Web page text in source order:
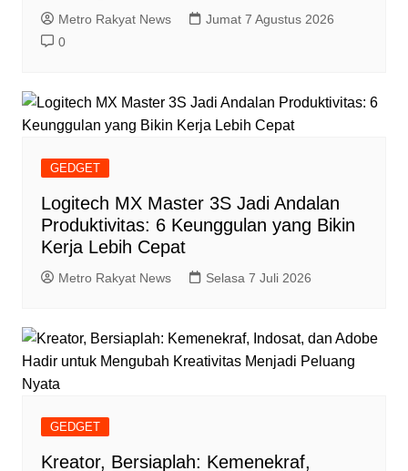
Metro Rakyat News
Jumat 7 Agustus 2026
0
GEDGET
Logitech MX Master 3S Jadi Andalan
Produktivitas: 6 Keunggulan yang Bikin
Kerja Lebih Cepat
Metro Rakyat News Selasa 7 Juli 2026
GEDGET
Kreator, Bersiaplah: Kemenekraf,